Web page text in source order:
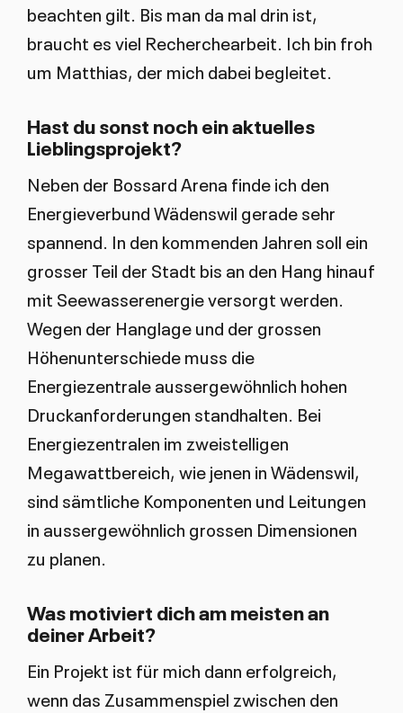
beachten gilt. Bis man da mal drin ist,
braucht es viel Recherchearbeit. Ich bin froh
um Matthias, der mich dabei begleitet.
Hast du sonst noch ein aktuelles
Lieblingsprojekt?
Neben der Bossard Arena finde ich den
Energieverbund Wädenswil gerade sehr
spannend. In den kommenden Jahren soll ein
grosser Teil der Stadt bis an den Hang hinauf
mit Seewasserenergie versorgt werden.
Wegen der Hanglage und der grossen
Höhenunterschiede muss die
Energiezentrale aussergewöhnlich hohen
Druckanforderungen standhalten. Bei
Energiezentralen im zweistelligen
Megawattbereich, wie jenen in Wädenswil,
sind sämtliche Komponenten und Leitungen
in aussergewöhnlich grossen Dimensionen
zu planen.
Was motiviert dich am meisten an
deiner Arbeit?
Ein Projekt ist für mich dann erfolgreich,
wenn das Zusammenspiel zwischen den